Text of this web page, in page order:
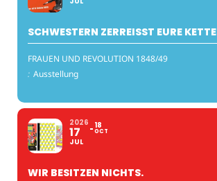
SCHWESTERN ZERREISST EURE KETTEN
FRAUEN UND REVOLUTION 1848/49
: Ausstellung
2026
17
JUL
18
OCT
WIR BESITZEN NICHTS.